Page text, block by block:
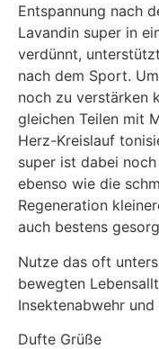
Entspannung nach
Lavandin super in
verdünnt,
nach dem Sport.
noch zu verstärken
gleichen Teilen mit
Herz-Kreislauf
super ist dabei
ebenso wie die
Regeneration
auch bestens
Nutze das oft
bewegten
Insektenabwehr
Dufte Grüße